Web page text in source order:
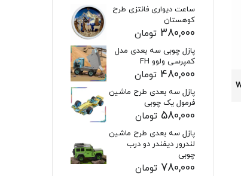
ساعت دیواری فانتزی طرح
کوهستان
380,000 تومان
پازل چوبی سه بعدی مدل
کمپرسی ولوو FH
480,000 تومان
پازل سه بعدی طرح ماشین
فرمول یک چوبی
580,000 تومان
پازل سه بعدی طرح ماشین
لندرور دیفندر دو درب
چوبی
780,000 تومان